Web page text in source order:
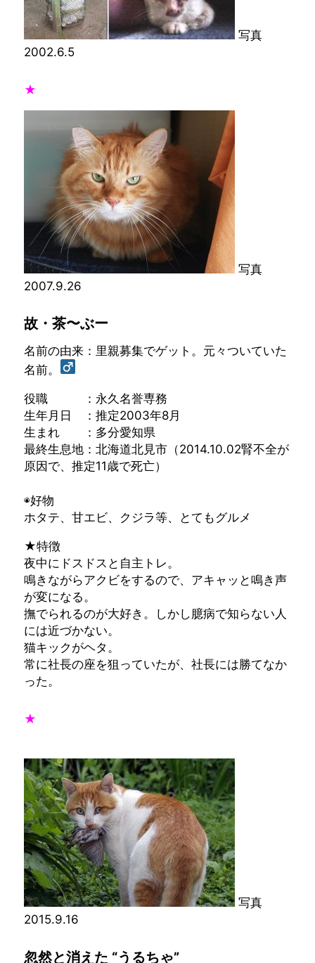
写真
2002.6.5
★
写真
2007.9.26
故・茶〜ぶー
名前の由来：里親募集でゲット。元々ついていた
名前。
役職 ：永久名誉専務
生年月日 ：推定2003年8月
生まれ ：多分愛知県
最終生息地：北海道北見市（2014.10.02腎不全が
原因で、推定11歳で死亡）
◉好物
ホタテ、甘エビ、クジラ等、とてもグルメ
★特徴
夜中にドスドスと自主トレ。
鳴きながらアクビをするので、アキャッと鳴き声
が変になる。
撫でられるのが大好き。しかし臆病で知らない人
には近づかない。
猫キックがヘタ。
常に社長の座を狙っていたが、社長には勝てなか
った。
★
写真
2015.9.16
忽然と消えた “うるちゃ”